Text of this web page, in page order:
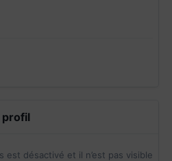
profil
est désactivé et il n’est pas visible